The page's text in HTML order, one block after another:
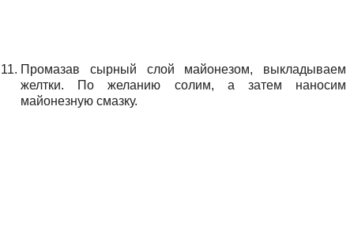
Промазав сырный слой майонезом, выкладываем
желтки. По желанию солим, а затем наносим
майонезную смазку.